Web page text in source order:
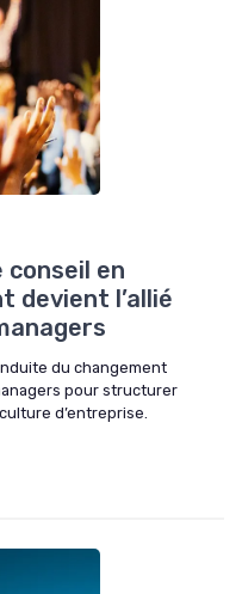
conseil en
devient l’allié
du changement
pour structurer
d’entreprise.